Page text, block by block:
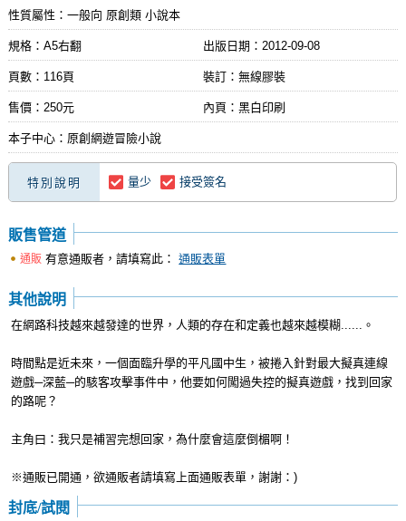
性質屬性：一般向 原創類 小說本
規格：A5右翻 出版日期： 2012-09-08
頁數：116頁 裝訂：無線膠裝
售價：250元 內頁：黑白印刷
本子中心：原創網遊冒險小說
特別說明 量少 接受簽名
販售管道
通販 有意通販者，請填寫此：通販表單
其他說明
在網路科技越來越發達的世界，人類的存在和定義也越來越模糊......。
時間點是近未來，一個面臨升學的平凡國中生，被捲入針對最大擬真連線
遊戲─深藍─的駭客攻擊事件中，他要如何闖過失控的擬真遊戲，找到回家
的路呢？
主角曰：我只是補習完想回家，為什麼會這麼倒楣啊！
※通販已開通，欲通販者請填寫上面通販表單，謝謝：)
封底/試閱